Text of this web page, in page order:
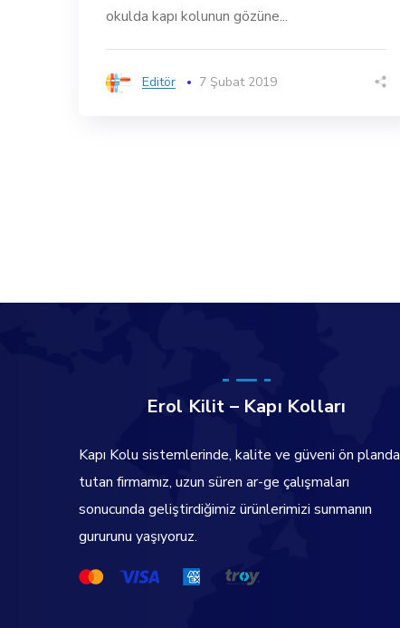
okulda kapı kolunun gözüne...
Editör 7 Şubat 2019
Erol Kilit – Kapı Kolları
Kapı Kolu sistemlerinde, kalite ve güveni ön planda
tutan firmamız, uzun süren ar-ge çalışmaları
sonucunda geliştirdiğimiz ürünlerimizi sunmanın
gururunu yaşıyoruz.